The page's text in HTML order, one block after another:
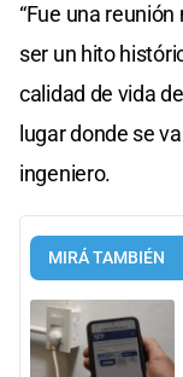
“Fue una
ser un hito
calidad de vida
lugar donde se
ingeniero.
MIRÁ TAMBIÉN